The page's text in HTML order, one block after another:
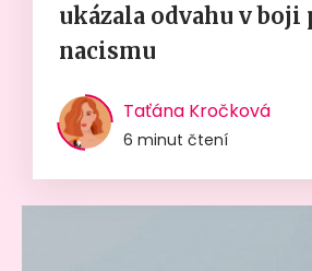
ukázala odvahu v
nacismu
Taťána Kročková
6 minut čtení